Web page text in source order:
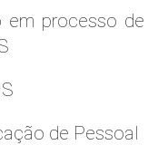
em processo de
de Pessoal